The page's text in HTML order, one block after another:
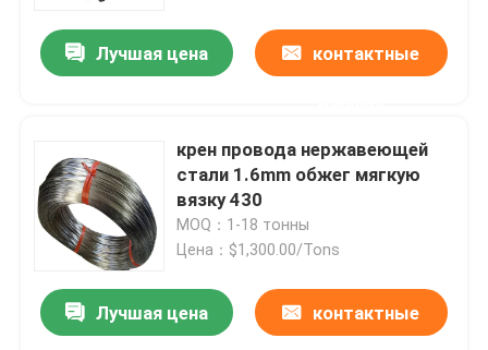
Дом
Продукты
Видео
Лучшая цена контактные
крен провода нержавеющей
стали 1.6mm обжег мягкую
вязку 430
MOQ：1-18 тонны
Цена：$1,300.00/Tons
Лучшая цена контактные
чернота прокладки 24X36 24X24 катушки нержавеющей стали 24X48 304 анодировала 304l 310 316 316l